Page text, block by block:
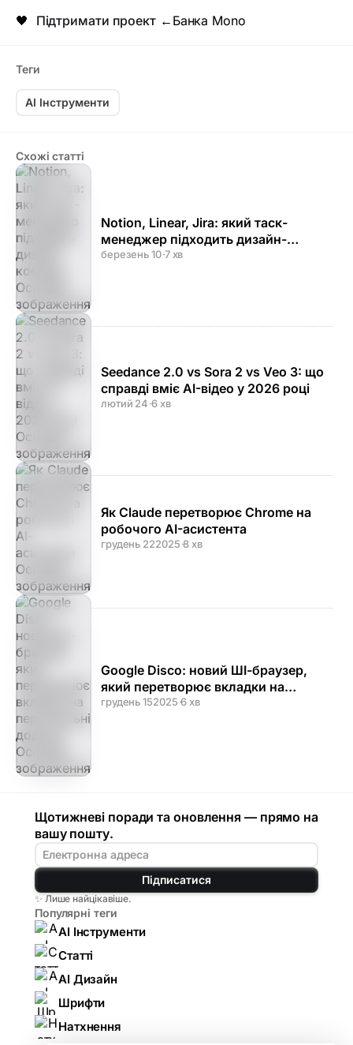
🖤 Підтримати проект←Банка Mono
Теги
AI Інструменти
Схожі статті
Notion, Linear, Jira: який таск-
менеджер підходить дизайн-
команді
березень 10·7 хв
Seedance 2.0 vs Sora 2 vs Veo 3: що
справді вміє AI-відео у 2026 році
лютий 24·6 хв
Як Claude перетворює Chrome на
робочого AI-асистента
грудень 222025·8 хв
Google Disco: новий ШІ-браузер,
який перетворює вкладки на
персональні додатки
грудень 152025·6 хв
Щотижневі поради та оновлення — прямо на
вашу пошту.
Підписатися
✨ Лише найцікавіше.
Популярні теги
AI Інструменти
Статті
AI Дизайн
Шрифти
Натхнення